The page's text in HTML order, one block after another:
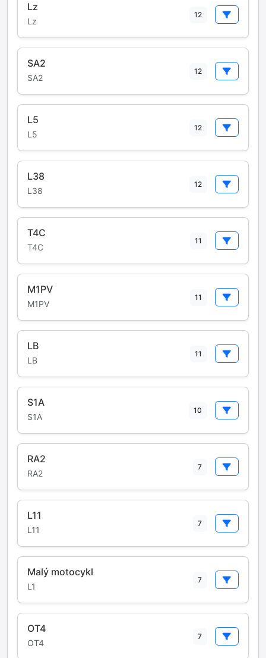
Lz
Lz
12
SA2
SA2
12
L5
L5
12
L38
L38
12
T4C
T4C
11
M1PV
M1PV
11
LB
LB
11
S1A
S1A
10
RA2
RA2
7
L11
L11
7
Malý motocykl
L1
7
OT4
OT4
7